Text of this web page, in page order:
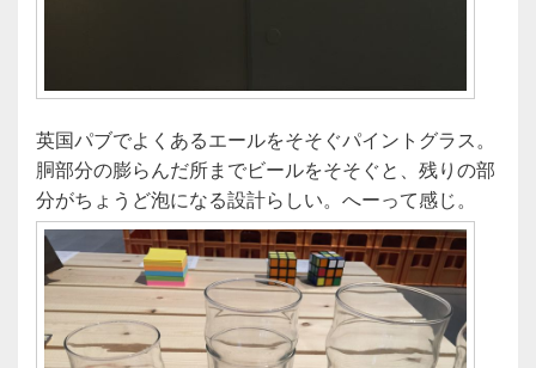
英国パブでよくあるエールをそそぐパイントグラス。
胴部分の膨らんだ所までビールをそそぐと、残りの部
分がちょうど泡になる設計らしい。へーって感じ。